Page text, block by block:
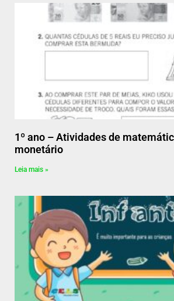
1º ano – Atividades de
monetário
Leia mais »